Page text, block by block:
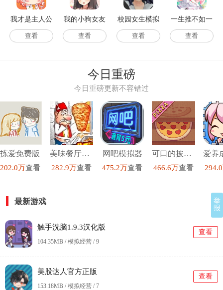
我才是主人公
汉化游戏无广
查看
我的小狗女友
查看
校园女生模拟
器英文版
查看
一生推不如一
生恋
查看
今日重磅
今日重磅更新不容错过
拣爱免费版
202.0万查看
美味餐厅模拟经营2
282.9万查看
网吧模拟器
475.2万查看
可口的披萨美味的披萨最新版
466.6万查看
最新游戏
触手洗脑1.9.3汉化版
104.35MB / 模拟经营 /9
查看
美股达人官方正版
153.18MB / 模拟经营 /7
查看
举
报